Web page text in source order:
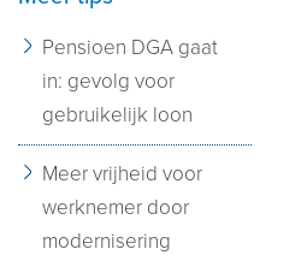
Pensioen DGA gaat
in: gevolg voor
gebruikelijk loon
Meer vrijheid voor
werknemer door
modernisering